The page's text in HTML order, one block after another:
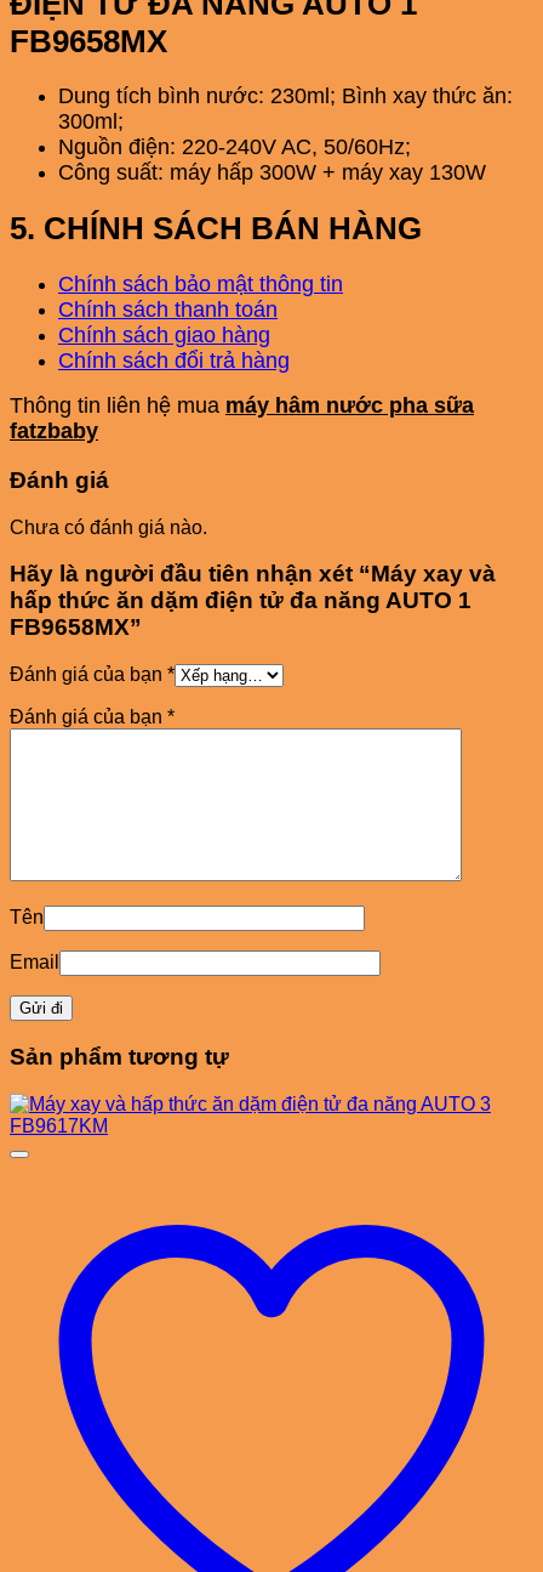
FB9658MX
Dung tích bình nước: 230ml; Bình xay thức ăn:
300ml;
Nguồn điện: 220-240V AC, 50/60Hz;
Công suất: máy hấp 300W + máy xay 130W
5. CHÍNH SÁCH BÁN HÀNG
Chính sách bảo mật thông tin
Chính sách thanh toán
Chính sách giao hàng
Chính sách đổi trả hàng
Thông tin liên hệ mua máy hâm nước pha sữa
fatzbaby
Đánh giá
Chưa có đánh giá nào.
Hãy là người đầu tiên nhận xét “Máy xay và
hấp thức ăn dặm điện tử đa năng AUTO 1
FB9658MX”
Đánh giá của bạn *
Đánh giá của bạn *
Tên
Email
Sản phẩm tương tự